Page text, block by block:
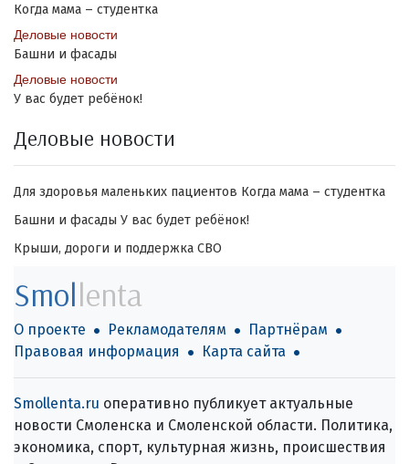
Когда мама – студентка
Деловые новости
Башни и фасады
Деловые новости
У вас будет ребёнок!
Деловые новости
Для здоровья маленьких пациентов Когда мама – студентка
Башни и фасады У вас будет ребёнок!
Крыши, дороги и поддержка СВО
Smollenta
О проекте Рекламодателям
Партнёрам
Правовая информация
Карта сайта
Smollenta.ru оперативно публикует актуальные
новости Смоленска и Смоленской области. Политика,
экономика, спорт, культурная жизнь, происшествия